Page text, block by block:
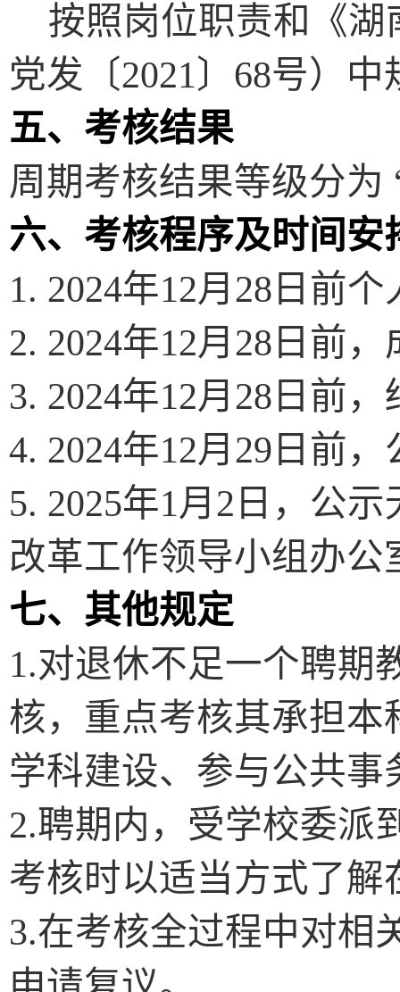
按照岗位职责和《湖
党发 〔2021〕 68号）中
五、考核结果
周期考核结果等级分为
六、考核程序及时间安
1. 2024年12月 28 日前个
2. 2024年12月 28 日前
3. 2024年12月 28 日前
4. 2024年12月 29 日前，
5. 2025年1月 2 日，公
改革工作领导小组办公
七、其他规定
1.对退休不足一个聘期
核，重点考核其承担
学科建设、参与公共事
2.聘期内，受学校委派
考核时以适当方式了
3.在考核全过程中对相